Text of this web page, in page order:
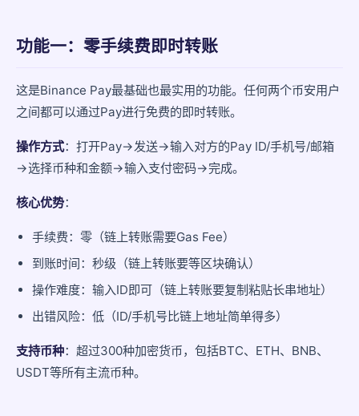
Binance Pay的局限性
常见问题
功能一：零手续费即时转账
这是Binance Pay最基础也最实用的功能。任何两个币安用户
之间都可以通过Pay进行免费的即时转账。
操作方式：打开Pay→发送→输入对方的Pay ID/手机号/邮箱
→选择币种和金额→输入支付密码→完成。
核心优势：
手续费：零（链上转账需要Gas Fee）
到账时间：秒级（链上转账要等区块确认）
操作难度：输入ID即可（链上转账要复制粘贴长串地址）
出错风险：低（ID/手机号比链上地址简单得多）
支持币种：超过300种加密货币，包括BTC、ETH、BNB、
USDT等所有主流币种。